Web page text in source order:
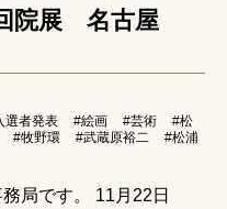
院展 名古屋
選者発表 #絵画 #芸術
#松
#牧野環 #武蔵原裕二
#松浦
局です。 11月22日